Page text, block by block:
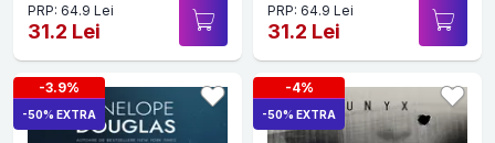
PRP: 64.9 Lei
31.2 Lei
PRP: 64.9 Lei
31.2 Lei
-3.9%
-50% EXTRA
-4%
-50% EXTRA